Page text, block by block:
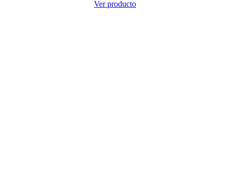
Ver producto